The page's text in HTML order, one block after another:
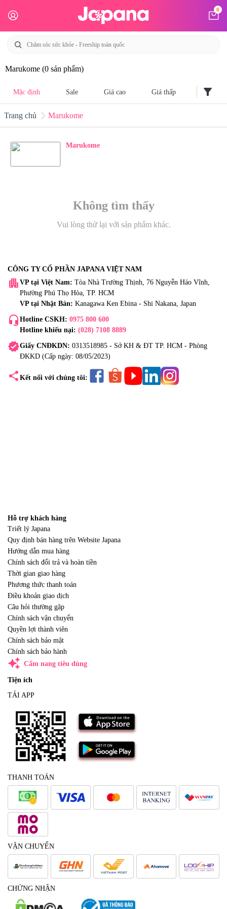
0
Marukome (0 sản phẩm)
Mặc định Sale Giá cao Giá thấp filter_alt
Trang chủ Marukome
Marukome
Không tìm thấy
Vui lòng thử lại với sản phẩm khác.
CÔNG TY CỔ PHẦN JAPANA VIỆT NAM
apartment VP tại Việt Nam: Tòa Nhà Trường Thịnh, 76 Nguyễn Háo Vĩnh,
Phường Phú Thọ Hòa, TP. HCM
VP tại Nhật Bản: Kanagawa Ken Ebina - Shi Nakana, Japan
headset_mic Hotline CSKH: 0975 800 600
Hotline khiếu nại: (028) 7108 8889
verifiedGiấy CNĐKDN: 0313518985 - Sở KH & ĐT TP. HCM - Phòng
ĐKKD (Cấp ngày: 08/05/2023)
share Kết nối với chúng tôi:
Hỗ trợ khách hàng
Triết lý Japana
Quy định bán hàng trên Website Japana
Hướng dẫn mua hàng
Chính sách đổi trả và hoàn tiền
Thời gian giao hàng
Phương thức thanh toán
Điều khoản giao dịch
Câu hỏi thường gặp
Chính sách vận chuyển
Quyền lợi thành viên
Chính sách bảo mật
Chính sách bảo hành
auto_awesome Cẩm nang tiêu dùng
Tiện ích
TẢI APP
THANH TOÁN
VẬN CHUYỂN
CHỨNG NHẬN